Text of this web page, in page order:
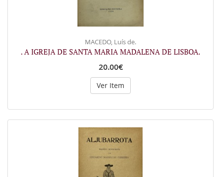
MACEDO, Luís de.
. A IGREJA DE SANTA MARIA MADALENA DE LISBOA.
20.00€
Ver Item